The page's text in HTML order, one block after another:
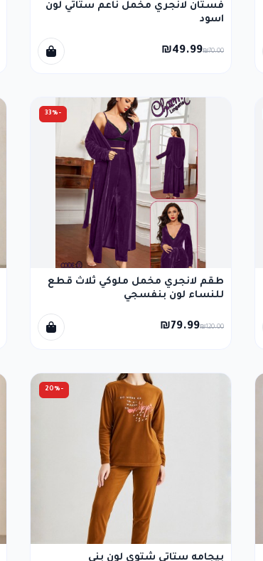
فستان لانجري مخمل ناعم ستاتي لون
اسود
₪49.99₪70.00
-33%
طقم لانجري مخمل ملوكي ثلاث قطع
للنساء لون بنفسجي
₪79.99₪120.00
-20%
بيجامه ستاتي شتوي لون بني